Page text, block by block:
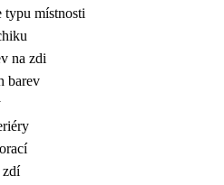
místnosti
na zdi
barev
zdí